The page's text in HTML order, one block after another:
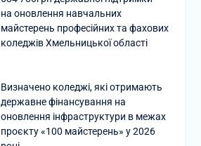
на оновлення навчальних
майстерень професійних та фахових
коледжів Хмельницької області
Визначено коледжі, які отримають
державне фінансування на
оновлення інфраструктури в межах
проєкту «100 майстерень» у 2026